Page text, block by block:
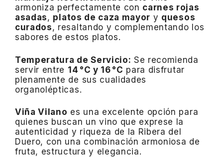
armoniza perfectamente con carnes rojas
asadas, platos de caza mayor y quesos
curados, resaltando y complementando los
sabores de estos platos.
Temperatura de Servicio: Se recomienda
servir entre 14 °C y 16 °C para disfrutar
plenamente de sus cualidades
organolépticas.
Viña Vilano es una excelente opción para
quienes buscan un vino que exprese la
autenticidad y riqueza de la Ribera del
Duero, con una combinación armoniosa de
fruta, estructura y elegancia.